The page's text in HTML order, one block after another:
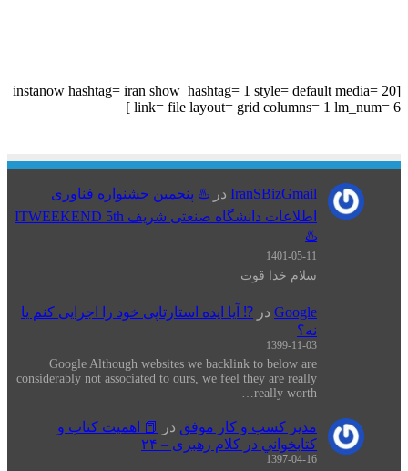
[instanow hashtag= iran show_hashtag= 1 style= default media= 20
link= file layout= grid columns= 1 lm_num= 6 ]
IranSBizGmail در ♨️ پنجمین جشنواره فناوری
اطلاعات دانشگاه صنعتی شریف ITWEEKEND 5th
♨️
1401-05-11
سلام خدا قوت
Google در ⁉️ آیا ایده استارتاپی خود را اجرایی کنم یا
نه؟
1399-11-03
Google Although websites we backlink to below are
considerably not associated to ours, we feel they are really
really worth…
مدیر کسب و کار موفق در
📕 اهميت كتاب و
كتابخواني در كلام رهبری – ۲۴
1397-04-16